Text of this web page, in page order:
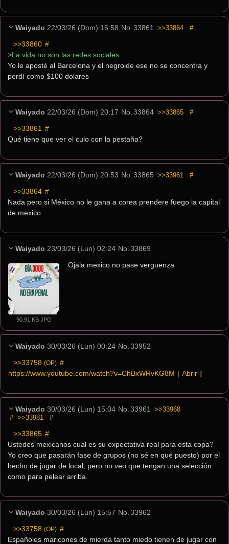
Waiyado 22/03/26 (Dom) 16:58 No. 33861 >>33864 #
>>33860 #
>La vida no son las redes sociales
Yo le aposté al Barcelona y el negroide ese no se concentra y
perdí como $100 dolares
Waiyado 22/03/26 (Dom) 20:17 No. 33864 >>33865 #
>>33861 #
Qué tiene que ver el culo con la pestaña?
Waiyado 22/03/26 (Dom) 20:53 No. 33865 >>33961 #
>>33864 #
Nada pero si México no le gana a corea prendere fuego la capital
de mexico
Waiyado 23/03/26 (Lun) 02:24 No. 33869
90.91 KB JPG
Ojala mexico no pase verguenza
Waiyado 30/03/26 (Lun) 00:24 No. 33952
>>33758 (OP) #
https://www.youtube.com/watch?v=ChBxWRvKG8M [ Abrir ]
Waiyado 30/03/26 (Lun) 15:04 No. 33961
>>33968
# >>33981 #
>>33865 #
Ustedes mexicanos cual es su expectativa real para esta copa?
Yo creo que pasarán fase de grupos (no sé en qué puesto) por el
hecho de jugar de local, pero no veo que tengan una selección
como para pelear arriba.
Waiyado 30/03/26 (Lun) 15:57 No. 33962
>>33758 (OP) #
Españoles maricones de mierda tanto miedo tienen de jugar con